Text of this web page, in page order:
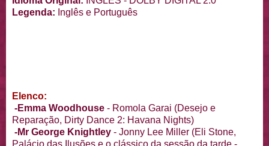
Legenda: Inglês e Português
Elenco:
-Emma Woodhouse - Romola Garai (Desejo e
Reparação, Dirty Dance 2: Havana Nights)
-Mr George Knightley - Jonny Lee Miller (Eli Stone,